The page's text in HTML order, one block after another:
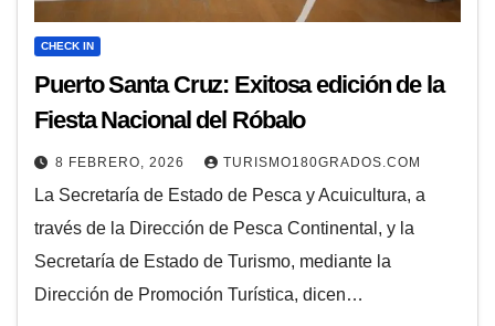
CHECK IN
Puerto Santa Cruz: Exitosa edición de la
Fiesta Nacional del Róbalo
8 FEBRERO, 2026 TURISMO180GRADOS.COM
La Secretaría de Estado de Pesca y Acuicultura, a
través de la Dirección de Pesca Continental, y la
Secretaría de Estado de Turismo, mediante la
Dirección de Promoción Turística, dicen…